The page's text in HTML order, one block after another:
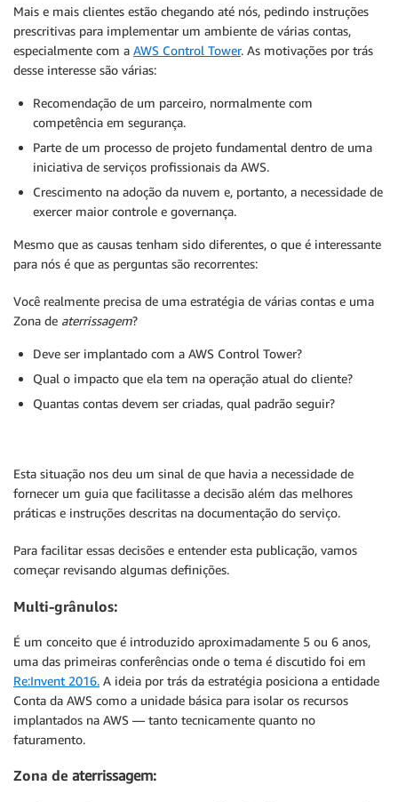
Mais e mais clientes estão chegando até nós, pedindo instruções
prescritivas para implementar um ambiente de várias contas,
especialmente com a AWS Control Tower. As motivações por trás
desse interesse são várias:
Recomendação de um parceiro, normalmente com
competência em segurança.
Parte de um processo de projeto fundamental dentro de uma
iniciativa de serviços profissionais da AWS.
Crescimento na adoção da nuvem e, portanto, a necessidade de
exercer maior controle e governança.
Mesmo que as causas tenham sido diferentes, o que é interessante
para nós é que as perguntas são recorrentes:
Você realmente precisa de uma estratégia de várias contas e uma
Zona de aterrissagem?
Deve ser implantado com a AWS Control Tower?
Qual o impacto que ela tem na operação atual do cliente?
Quantas contas devem ser criadas, qual padrão seguir?
Esta situação nos deu um sinal de que havia a necessidade de
fornecer um guia que facilitasse a decisão além das melhores
práticas e instruções descritas na documentação do serviço.
Para facilitar essas decisões e entender esta publicação, vamos
começar revisando algumas definições.
Multi-grânulos:
É um conceito que é introduzido aproximadamente 5 ou 6 anos,
uma das primeiras conferências onde o tema é discutido foi em
Re:Invent 2016. A ideia por trás da estratégia posiciona a entidade
Conta da AWS como a unidade básica para isolar os recursos
implantados na AWS — tanto tecnicamente quanto no
faturamento.
Zona de aterrissagem: